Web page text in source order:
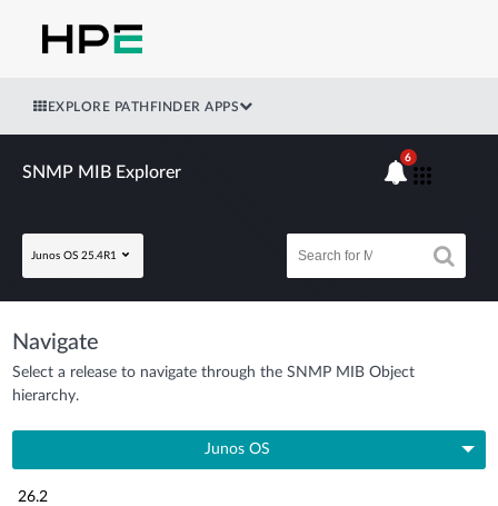
EXPLORE PATHFINDER APPS
SNMP MIB Explorer
Junos OS 25.4R1
6
Navigate
Select a release to navigate through the SNMP MIB Object
hierarchy.
Junos OS
26.2